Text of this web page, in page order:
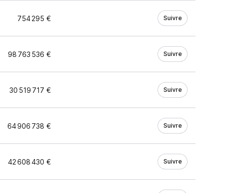
754 295 € Suivre
98 763 536 € Suivre
30 519 717 € Suivre
64 906 738 € Suivre
42 608 430 € Suivre